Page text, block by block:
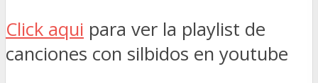
Click aqui para ver la playlist de
canciones con silbidos en youtube